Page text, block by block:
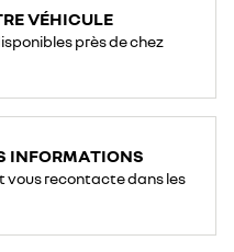
VÉHICULE
près de chez
INFORMATIONS
vous recontacte dans les